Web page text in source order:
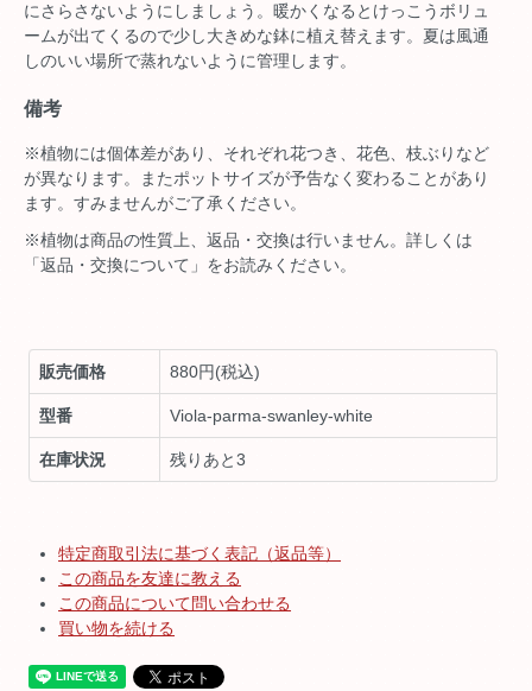
にさらさないようにしましょう。暖かくなるとけっこうボリュ
ームが出てくるので少し大きめな鉢に植え替えます。夏は風通
しのいい場所で蒸れないように管理します。
備考
※植物には個体差があり、それぞれ花つき、花色、枝ぶりなど
が異なります。またポットサイズが予告なく変わることがあり
ます。すみませんがご了承ください。
※植物は商品の性質上、返品・交換は行いません。詳しくは
「返品・交換について」をお読みください。
販売価格 880円(税込)
型番 Viola-parma-swanley-white
在庫状況 残りあと3
特定商取引法に基づく表記（返品等）
この商品を友達に教える
この商品について問い合わせる
買い物を続ける